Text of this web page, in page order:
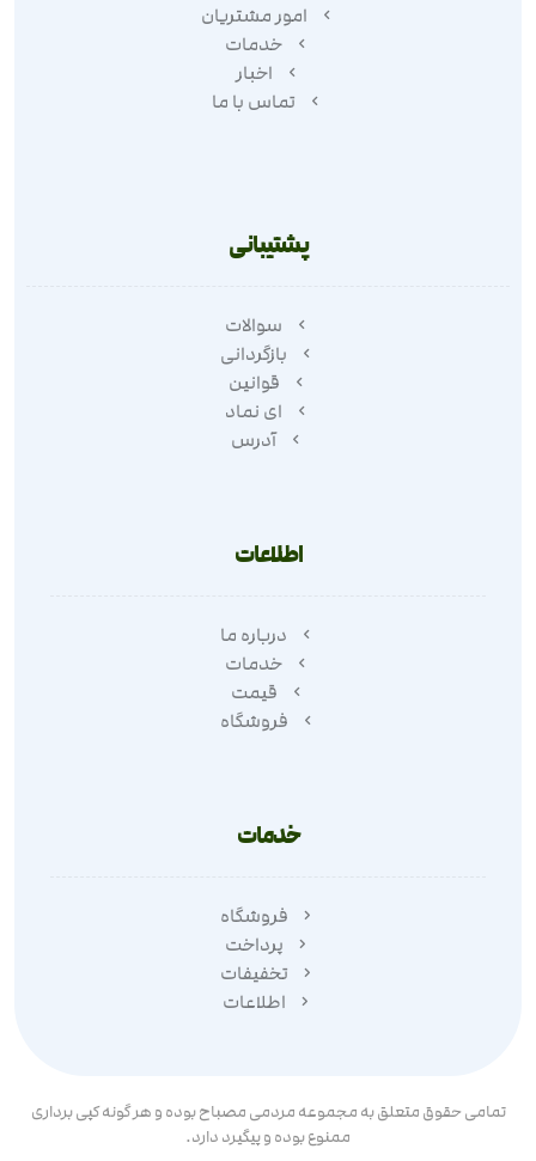
امور مشتریان
خدمات
اخبار
تماس با ما
پشتیبانی
سوالات
بازگردانی
قوانین
ای نماد
آدرس
اطلاعات
درباره ما
خدمات
قیمت
فروشگاه
خدمات
فروشگاه
پرداخت
تخفیفات
اطلاعات
تمامی حقوق متعلق به مجموعه مردمی مصباح بوده و هر گونه کپی برداری
ممنوع بوده و پیگیرد دارد.